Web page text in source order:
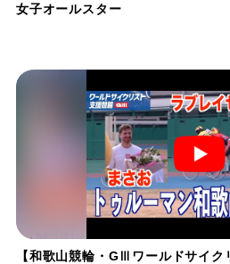
女子オールスター
【和歌山競輪・GⅢワールドサイ